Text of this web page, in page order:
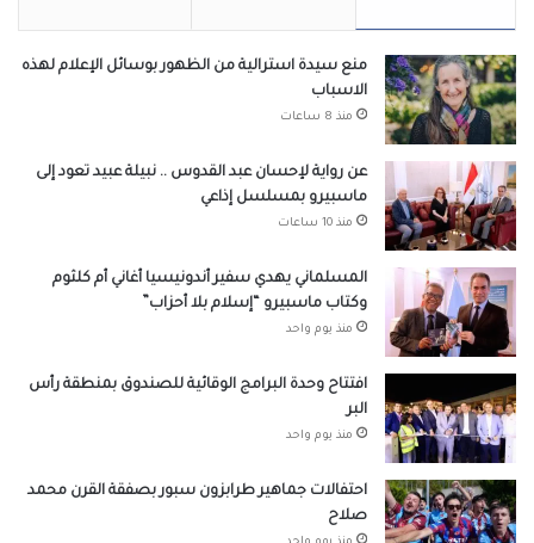
منع سيدة استرالية من الظهور بوسائل الإعلام لهذه
الاسباب
منذ 8 ساعات
عن رواية لإحسان عبد القدوس .. نبيلة عبيد تعود إلى
ماسبيرو بمسلسل إذاعي
منذ 10 ساعات
المسلماني يهدي سفير أندونيسيا أغاني أم كلثوم
وكتاب ماسبيرو “إسلام بلا أحزاب”
منذ يوم واحد
افتتاح وحدة البرامج الوقائية للصندوق بمنطقة رأس
البر
منذ يوم واحد
احتفالات جماهير طرابزون سبور بصفقة القرن محمد
صلاح